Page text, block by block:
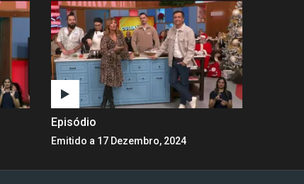
Episódio
Emitido a 17 Dezembro, 2024